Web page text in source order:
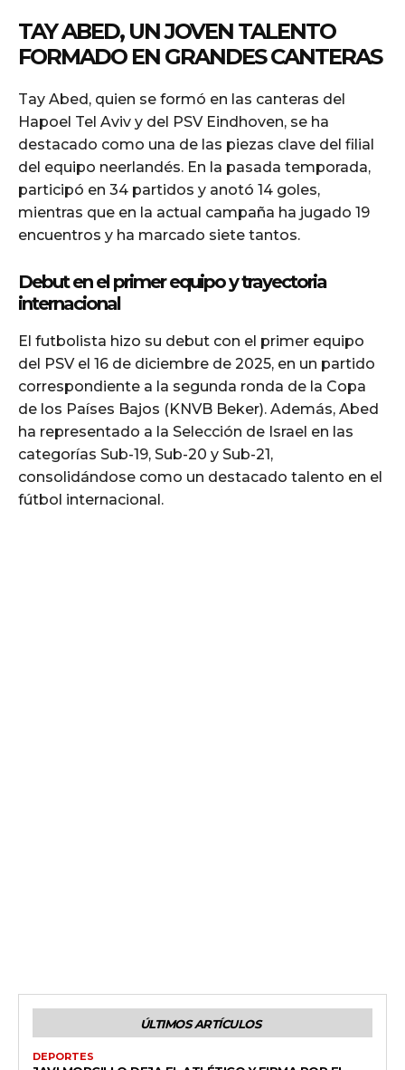
TAY ABED, UN JOVEN TALENTO
FORMADO EN GRANDES CANTERAS
Tay Abed, quien se formó en las canteras del
Hapoel Tel Aviv y del PSV Eindhoven, se ha
destacado como una de las piezas clave del filial
del equipo neerlandés. En la pasada temporada,
participó en 34 partidos y anotó 14 goles,
mientras que en la actual campaña ha jugado 19
encuentros y ha marcado siete tantos.
Debut en el primer equipo y trayectoria
internacional
El futbolista hizo su debut con el primer equipo
del PSV el 16 de diciembre de 2025, en un partido
correspondiente a la segunda ronda de la Copa
de los Países Bajos (KNVB Beker). Además, Abed
ha representado a la Selección de Israel en las
categorías Sub-19, Sub-20 y Sub-21,
consolidándose como un destacado talento en el
fútbol internacional.
ÚLTIMOS ARTÍCULOS
DEPORTES